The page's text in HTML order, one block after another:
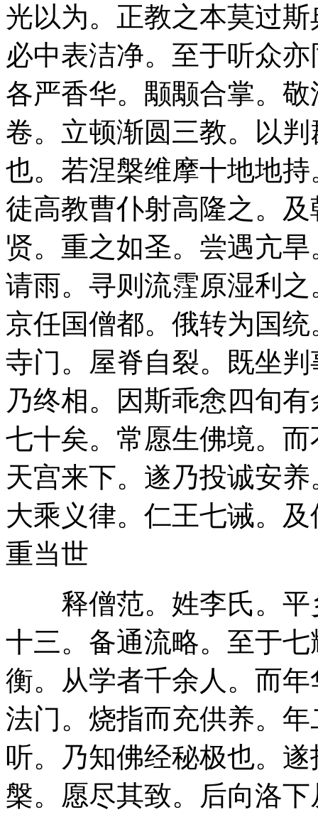
光以为。正教之本莫过
必中表洁净。至于听众
各严香华。颙颙合掌。
卷。立顿渐圆三教。以
也。若涅槃维摩十地地
徒高教曹仆射高隆之。
贤。重之如圣。尝遇亢
请雨。寻则流霔原湿利
京任国僧都。俄转为国
寺门。屋脊自裂。既坐
乃终相。因斯乖悆四旬
七十矣。常愿生佛境。
天宫来下。遂乃投诚安
大乘义律。仁王七诫。
重当世
释僧范。姓李氏。平
十三。备通流略。至于
衡。从学者千余人。而
法门。烧指而充供养。
听。乃知佛经秘极也。
槃。愿尽其致。后向洛